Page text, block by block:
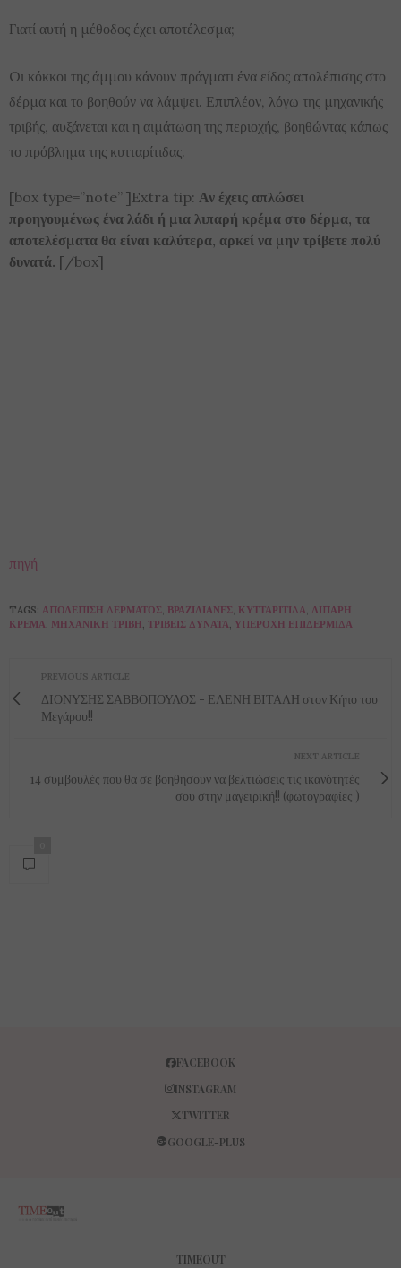
Γιατί αυτή η μέθοδος έχει αποτέλεσμα;
Oι κόκκοι της άμμου κάνουν πράγματι ένα είδος απολέπισης στο
δέρμα και το βοηθούν να λάμψει. Επιπλέον, λόγω της μηχανικής
τριβής, αυξάνεται και η αιμάτωση της περιοχής, βοηθώντας κάπως
το πρόβλημα της κυτταρίτιδας.
[box type=”note” ]Extra tip: Αν έχεις απλώσει
προηγουμένως ένα λάδι ή μια λιπαρή κρέμα στο δέρμα, τα
αποτελέσματα θα είναι καλύτερα, αρκεί να μην τρίβετε πολύ
δυνατά. [/box]
πηγή
TAGS: ΑΠΟΛΈΠΙΣΗ ΔΈΡΜΑΤΟΣ ΒΡΑΖΙΛΙΆΝΕΣ ΚΥΤΤΑΡΊΤΙΔΑ ΛΙΠΑΡΉ
ΚΡΈΜΑ ΜΗΧΑΝΙΚΉ ΤΡΙΒΉ ΤΡΊΒΕΙΣ ΔΥΝΑΤΆ ΥΠΈΡΟΧΗ ΕΠΙΔΕΡΜΊΔΑ
PREVIOUS ARTICLE
ΔΙΟΝΥΣΗΣ ΣΑΒΒΟΠΟΥΛΟΣ - ΕΛΕΝΗ ΒΙΤΑΛΗ στον Κήπο του
Μεγάρου!!
NEXT ARTICLE
14 συμβουλές που θα σε βοηθήσουν να βελτιώσεις τις ικανότητές
σου στην μαγειρική!! (φωτογραφίες )
FACEBOOK
INSTAGRAM
TWITTER
GOOGLE-PLUS
TIMEOUT